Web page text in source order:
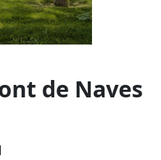
de Naves